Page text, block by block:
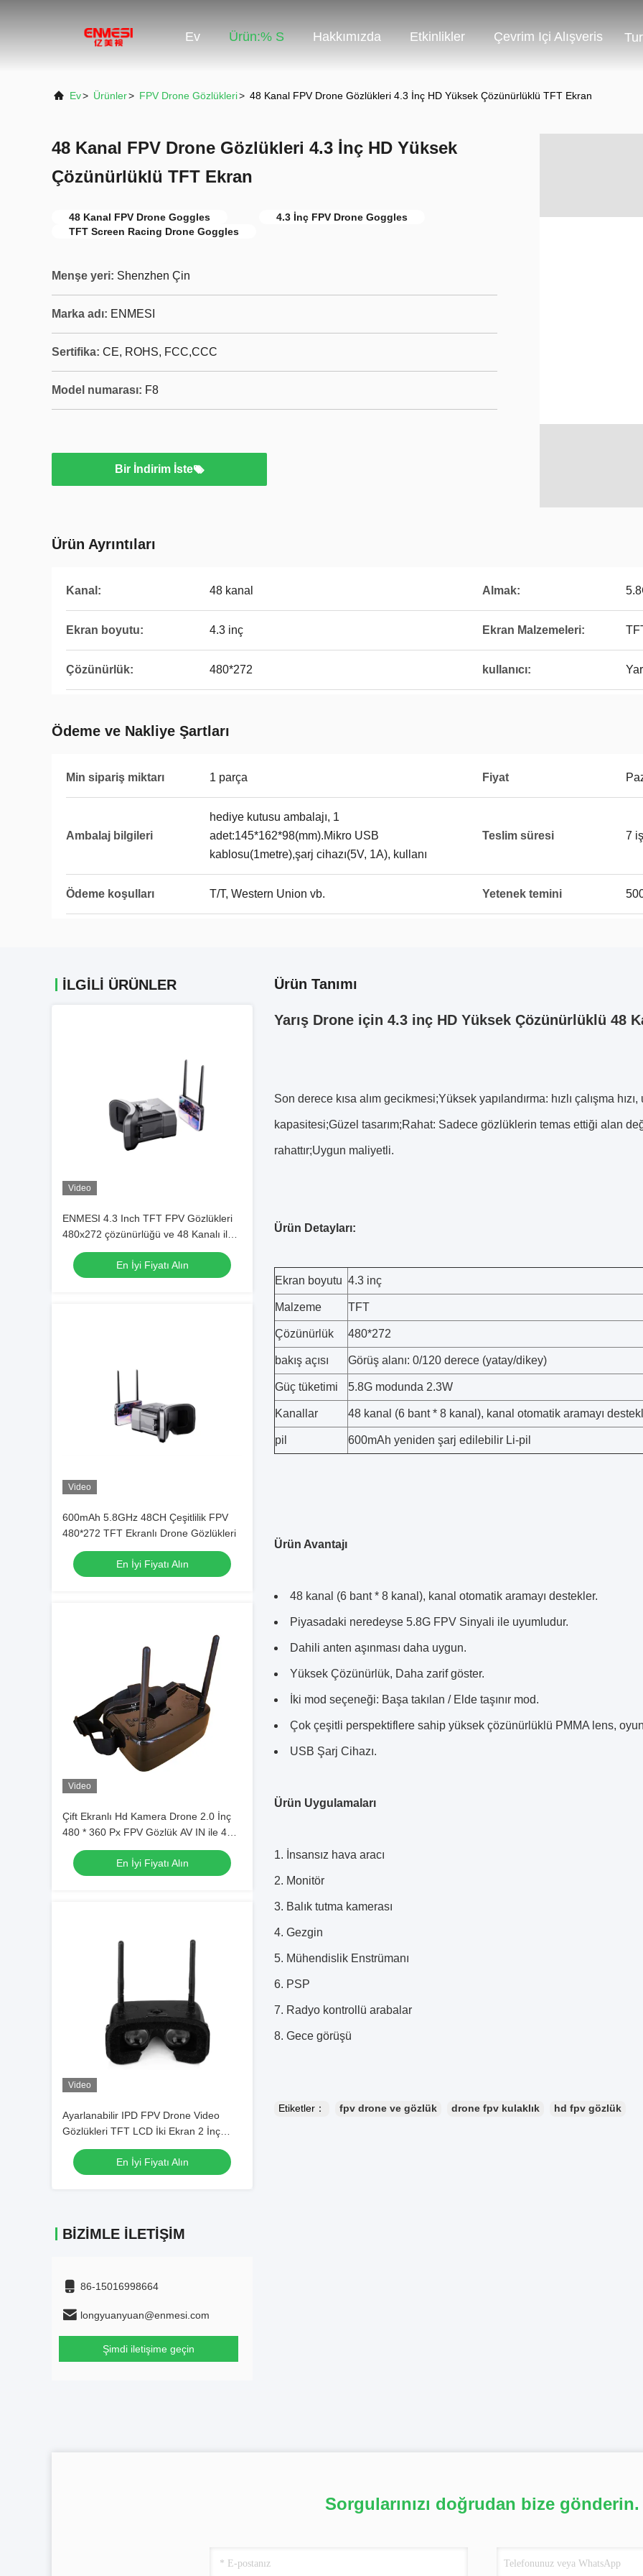
Ev Ürün:% S Hakkımızda Etkinlikler Çevrim Içi Alışveris
Ev> Ürünler> FPV Drone Gözlükleri> 48 Kanal FPV Drone Gözlükleri 4.3 İnç HD Yüksek Çözünürlüklü TFT Ekran
48 Kanal FPV Drone Gözlükleri 4.3 İnç HD Yüksek
Çözünürlüklü TFT Ekran
48 Kanal FPV Drone Goggles
4.3 İnç FPV Drone Goggles
TFT Screen Racing Drone Goggles
Menşe yeri: Shenzhen Çin
Marka adı: ENMESI
Sertifika: CE, ROHS, FCC,CCC
Model numarası: F8
Bir İndirim İste
Ürün Ayrıntıları
Kanal: 48 kanal Almak:
Ekran boyutu: 4.3 inç Ekran Malzemeleri:
Çözünürlük: 480*272 kullanıcı:
Ödeme ve Nakliye Şartları
Min sipariş miktarı 1 parça Fiyat
Ambalaj bilgileri
hediye kutusu ambalajı, 1
adet:145*162*98(mm).Mikro USB
kablosu(1metre),şarj cihazı(5V, 1A), kullanı
Teslim süresi 7
Ödeme koşulları T/T, Western Union vb. Yetenek temini
İLGİLİ ÜRÜNLER
Video
ENMESI 4.3 Inch TFT FPV Gözlükleri
480x272 çözünürlüğü ve 48 Kanalı ile
Immersive Drone Uçuşu
En İyi Fiyatı Alın
Video
600mAh 5.8GHz 48CH Çeşitlilik FPV
480*272 TFT Ekranlı Drone Gözlükleri
En İyi Fiyatı Alın
Video
Çift Ekranlı Hd Kamera Drone 2.0 İnç
480 * 360 Px FPV Gözlük AV IN ile 48
Kanal
En İyi Fiyatı Alın
Video
Ayarlanabilir IPD FPV Drone Video
Gözlükleri TFT LCD İki Ekran 2 İnç
5.8G Frekans
En İyi Fiyatı Alın
BIZIMLE İLETIŞIM
86-15016998664
longyuanyuan@enmesi.com
Şimdi iletişime geçin
Ürün Tanımı
Yarış Drone için 4.3 inç HD Yüksek Çözünürlüklü 48
Son derece kısa alım gecikmesi;Yüksek yapılandırma: hızlı çalışma
kapasitesi;Güzel tasarım;Rahat: Sadece gözlüklerin temas ettiği alan
rahattır;Uygun maliyetli.
Ürün Detayları:
Ekran boyutu 4.3 inç
Malzeme TFT
Çözünürlük 480*272
bakış açısı Görüş alanı: 0/120 derece (yatay/dikey)
Güç tüketimi 5.8G modunda 2.3W
Kanallar 48 kanal (6 bant * 8 kanal), kanal otomatik aramayı
pil 600mAh yeniden şarj edilebilir Li-pil
Ürün Avantajı
48 kanal (6 bant * 8 kanal), kanal otomatik aramayı destekler.
Piyasadaki neredeyse 5.8G FPV Sinyali ile uyumludur.
Dahili anten aşınması daha uygun.
Yüksek Çözünürlük, Daha zarif göster.
İki mod seçeneği: Başa takılan / Elde taşınır mod.
Çok çeşitli perspektiflere sahip yüksek çözünürlüklü PMMA lens,
USB Şarj Cihazı.
Ürün Uygulamaları
1. İnsansız hava aracı
2. Monitör
3. Balık tutma kamerası
4. Gezgin
5. Mühendislik Enstrümanı
6. PSP
7. Radyo kontrollü arabalar
8. Gece görüşü
Etiketler： fpv drone ve gözlük drone fpv kulaklık hd fpv gözlük
Sorgularınızı doğrudan bize gönderin.